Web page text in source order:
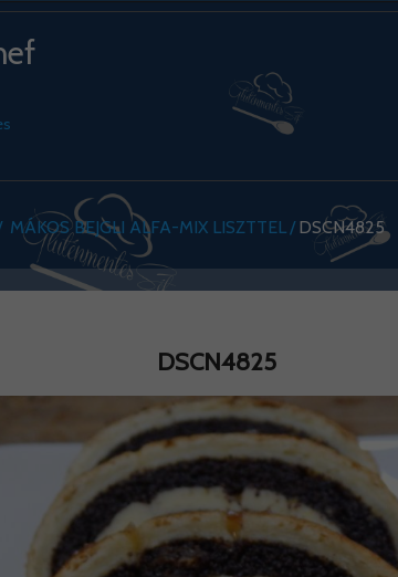
MÁKOS BEJGLI ALFA-MIX LISZTTEL DSCN4825
DSCN4825